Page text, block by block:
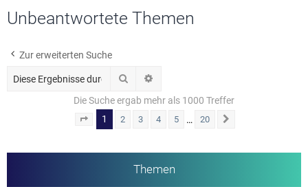
Unbeantwortete Themen
Zur erweiterten Suche
Suche
Die Suche ergab mehr als 1000 Treffer
Seite von 20
1 2 3 4 5 … 20
Themen